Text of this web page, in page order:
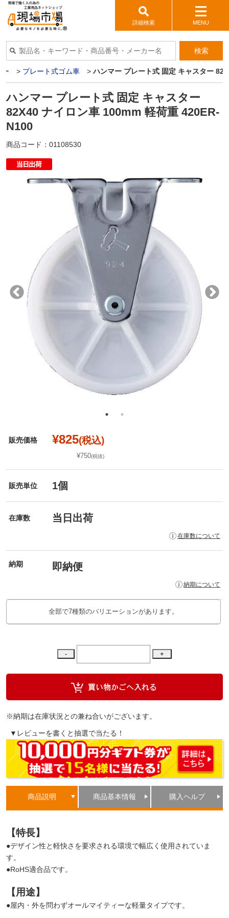
詳細検索 MENU
検索
ー > プレート式ゴム車 >ハンマー プレート式 固定 キャスター
ハンマー プレート式 固定 キャスター
82X40 ナイロン車 100mm 軽荷重 420ER-
N100
商品コード： 01108530
販売価格 ¥825(税込)
¥750(税抜)
販売単位 1個
在庫数 当日出荷
在庫数について
納期 即納便
納期について
全部で7種類のバリエーションがあります。
※納期は在庫状況との兼ね合いがございます。
▼レビューを書くと抽選で当たる！
商品説明 商品基本情報 購入ヘルプ
【特長】
●デザイン性と軽快さを要求される環境で幅広く使用されていま
す。
●RoHS適合品です。
【用途】
●屋内・外を問わずオールマイティーな軽量タイプです。